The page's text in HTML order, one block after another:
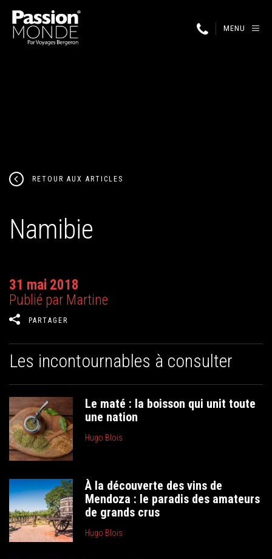
MENU
RETOUR AUX ARTICLES
Namibie
31 mai 2018
Publié par Martine
PARTAGER
Les incontournables à consulter
Le maté : la boisson qui unit toute
une nation
Hugo Blois
À la découverte des vins de
Mendoza : le paradis des amateurs
de grands crus
Hugo Blois